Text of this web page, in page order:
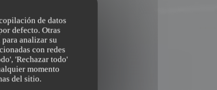
de datos
defecto. Otras
analizar su
con redes
'Rechazar todo'
momento
del sitio.